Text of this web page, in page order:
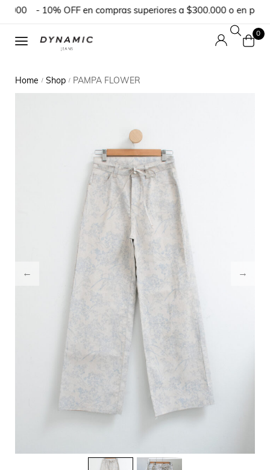
- 10% OFF en compras superiores a $300.000 o en
0
Home / Shop / PAMPA FLOWER